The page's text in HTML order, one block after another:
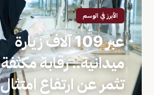
الأبرز في الوسم
عبر 109 آلاف زيارة
ميدانية.. رقابة مكثفة
تثمر عن ارتفاع امتثال